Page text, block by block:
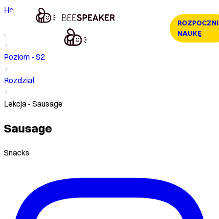
NAUKĘ
Home
Kurs
Poziom - S2
Rozdział
Lekcja - Sausage
Sausage
Snacks